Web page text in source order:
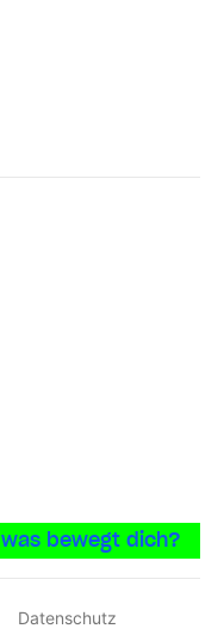
was bewegt dich?
Datenschutz